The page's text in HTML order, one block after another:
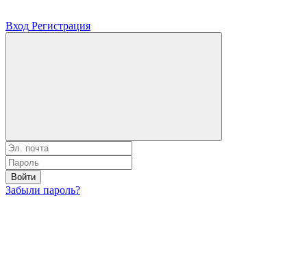
Вход Регистрация
Войти
Забыли пароль?